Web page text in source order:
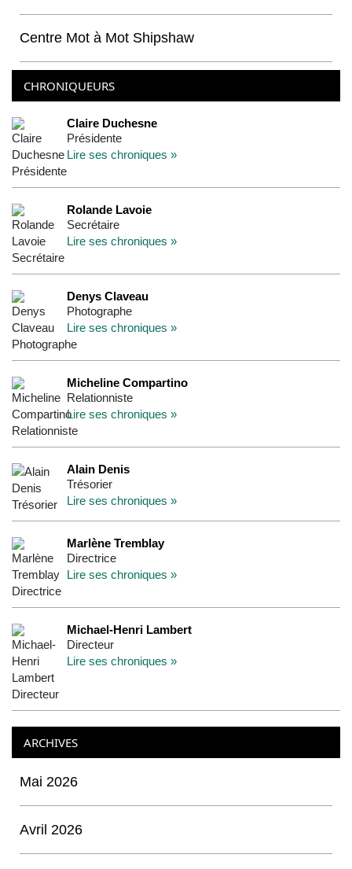
Centre Mot à Mot Shipshaw
CHRONIQUEURS
Claire Duchesne
Présidente
Lire ses chroniques »
Rolande Lavoie
Secrétaire
Lire ses chroniques »
Denys Claveau
Photographe
Lire ses chroniques »
Micheline Compartino
Relationniste
Lire ses chroniques »
Alain Denis
Trésorier
Lire ses chroniques »
Marlène Tremblay
Directrice
Lire ses chroniques »
Michael-Henri Lambert
Directeur
Lire ses chroniques »
ARCHIVES
Mai 2026
Avril 2026